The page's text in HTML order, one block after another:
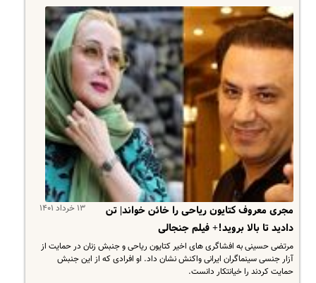
۱۳ خرداد ۱۴۰۱
مجری معروف کتایون ریاحی را خائن خواند| تن
دادید تا بالا بروید!+ فیلم جنجالی
مرتضی حسینی به افشاگری های اخیر کتایون ریاحی و جنبش زنان در حمایت از
آزار جنسی سینماگران ایرانی واکنش نشان داد. او افرادی که از این جنبش
حمایت کردند را خیانتکار دانست.